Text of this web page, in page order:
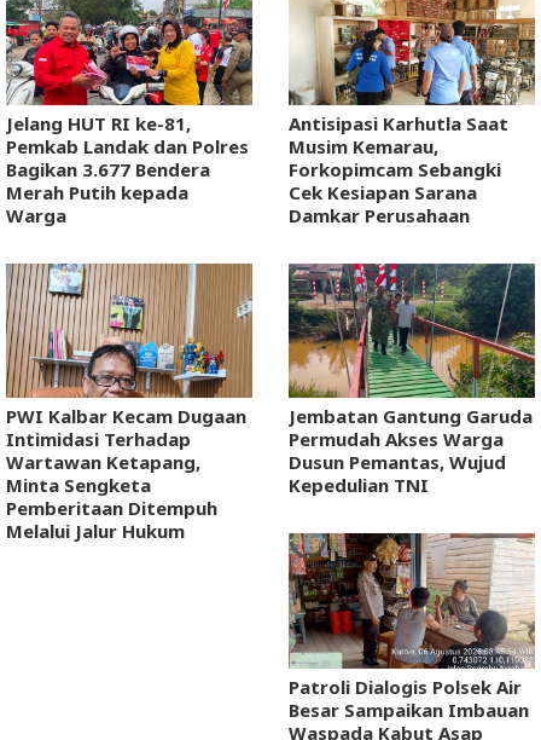
Jelang HUT RI ke-81,
Pemkab Landak dan Polres
Bagikan 3.677 Bendera
Merah Putih kepada
Warga
Antisipasi Karhutla Saat
Musim Kemarau,
Forkopimcam Sebangki
Cek Kesiapan Sarana
Damkar Perusahaan
PWI Kalbar Kecam Dugaan
Intimidasi Terhadap
Wartawan Ketapang,
Minta Sengketa
Pemberitaan Ditempuh
Melalui Jalur Hukum
Jembatan Gantung Garuda
Permudah Akses Warga
Dusun Pemantas, Wujud
Kepedulian TNI
Patroli Dialogis Polsek Air
Besar Sampaikan Imbauan
Waspada Kabut Asap